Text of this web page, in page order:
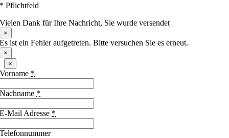
* Pflichtfeld
Vielen Dank für Ihre Nachricht, Sie wurde versendet
×
Es ist ein Fehler aufgetreten. Bitte versuchen Sie es erneut.
×
×
Vorname *
Nachname *
E-Mail Adresse *
Telefonnummer